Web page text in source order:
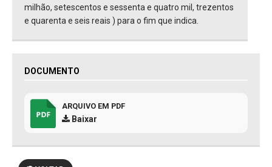
milhão, setescentos e sessenta e quatro mil, trezentos
e quarenta e seis reais ) para o fim que indica.
DOCUMENTO
ARQUIVO EM PDF
Baixar